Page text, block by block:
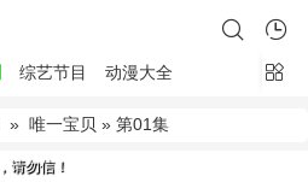
综艺节目 动漫大全
» 唯一宝贝 » 第01集